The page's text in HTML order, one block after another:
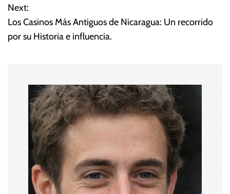
a
v
g
a
c
i
ó
n
Next:
Los Casinos Más Antiguos de Nicaragua: Un recorrido
por su Historia e influencia.